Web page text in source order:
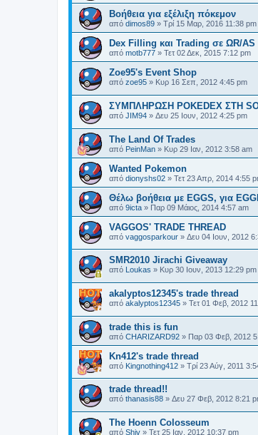
Βοήθεια για εξέλιξη πόκεμον
από dimos89 » Τρί 15 Μαρ, 2016 11:38 pm
Dex Filling και Trading σε ΩR/AS
από motb777 » Τετ 02 Δεκ, 2015 7:12 pm
Zoe95's Event Shop
από zoe95 » Κυρ 16 Σεπ, 2012 4:45 pm
ΣΥΜΠΛΗΡΩΣΗ POKEDEX ΣΤΗ
από JIM94 » Δευ 25 Ιουν, 2012 4:25 pm
The Land Of Trades
από PeinMan » Κυρ 29 Ιαν, 2012 3:58 am
Wanted Pokemon
από dionyshs02 » Τετ 23 Απρ, 2014 4:55
Θέλω βοήθεια με EGGS, για
από 9icta » Παρ 09 Μάιος, 2014 4:57 am
VAGGOS' TRADE THREAD
από vaggosparkour » Δευ 04 Ιουν, 2012
SMR2010 Jirachi Giveaway
από Loukas » Κυρ 30 Ιουν, 2013 12:29 pm
akalyptos12345's trade thread
από akalyptos12345 » Τετ 01 Φεβ, 2012
trade this is fun
από CHARIZARD92 » Παρ 03 Φεβ, 2012
Kn412's trade thread
από Kingnothing412 » Τρί 23 Αύγ, 2011
trade thread!!
από thanasis88 » Δευ 27 Φεβ, 2012 8:21
The Hoenn Colosseum
από Shiv » Τετ 25 Ιαν, 2012 10:37 pm